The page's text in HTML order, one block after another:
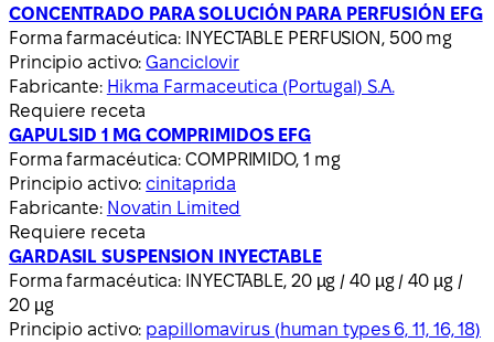
CONCENTRADO PARA SOLUCIÓN PARA PERFUSIÓN EFG
Forma farmacéutica: INYECTABLE PERFUSION, 500 mg
Principio activo:Ganciclovir
Fabricante: Hikma Farmaceutica (Portugal) S.A.
Requiere receta
GAPULSID 1 MG COMPRIMIDOS EFG
Forma farmacéutica: COMPRIMIDO, 1 mg
Principio activo: cinitaprida
Fabricante: Novatin Limited
Requiere receta
GARDASIL SUSPENSION INYECTABLE
Forma farmacéutica: INYECTABLE, 20 µg / 40 µg / 40 µg /
20 µg
Principio activo: papillomavirus (human types 6, 11, 16, 18)